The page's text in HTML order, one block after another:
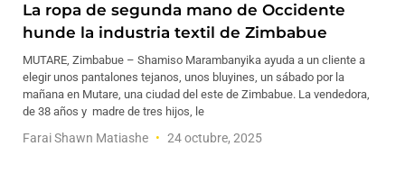
La ropa de segunda mano de Occidente
hunde la industria textil de Zimbabue
MUTARE, Zimbabue – Shamiso Marambanyika ayuda a un cliente a
elegir unos pantalones tejanos, unos bluyines, un sábado por la
mañana en Mutare, una ciudad del este de Zimbabue. La vendedora,
de 38 años y madre de tres hijos, le
Farai Shawn Matiashe 24 octubre, 2025